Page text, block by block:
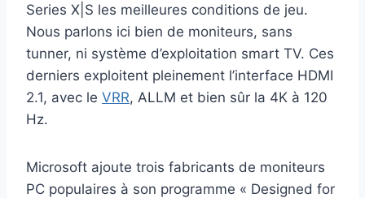
Series X|S les meilleures conditions de jeu.
Nous parlons ici bien de moniteurs, sans
tunner, ni système d’exploitation smart TV. Ces
derniers exploitent pleinement l’interface HDMI
2.1, avec le VRR, ALLM et bien sûr la 4K à 120
Hz.
Microsoft ajoute trois fabricants de moniteurs
PC populaires à son programme « Designed for